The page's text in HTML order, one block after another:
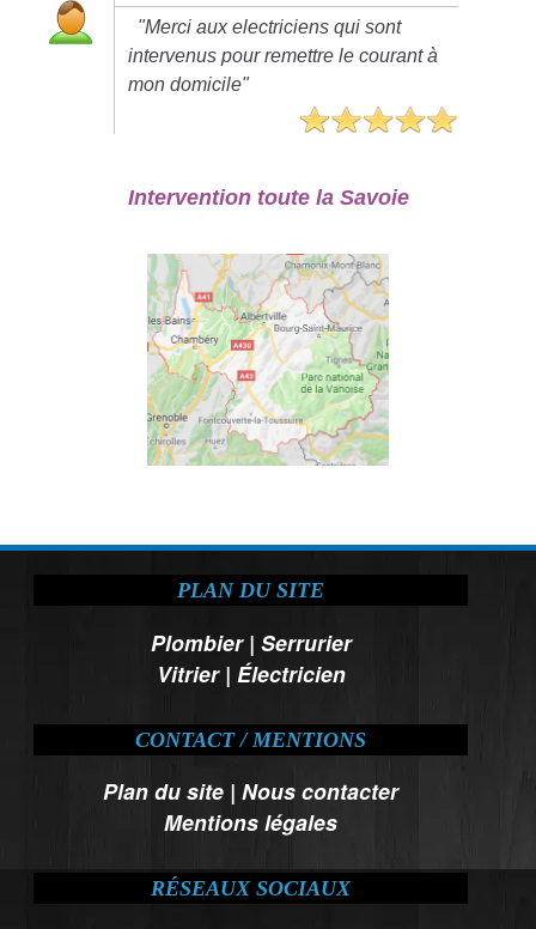
"Merci aux electriciens qui sont
intervenus pour remettre le courant à
mon domicile"
Intervention toute la Savoie
PLAN DU SITE
Plombier| Serrurier
Vitrier| Électricien
CONTACT / MENTIONS
Plan du site |Nous contacter
Mentions légales
RÉSEAUX SOCIAUX